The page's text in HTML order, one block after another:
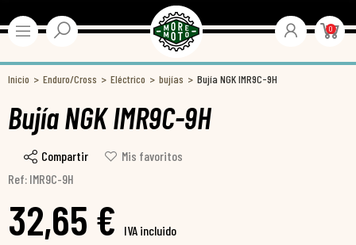
0
Inicio Enduro/Cross Eléctrico bujías Bujía NGK IMR9C-9H
Bujía NGK IMR9C-9H
Compartir
Mis favoritos
Ref: IMR9C-9H
32,65 € IVA incluido